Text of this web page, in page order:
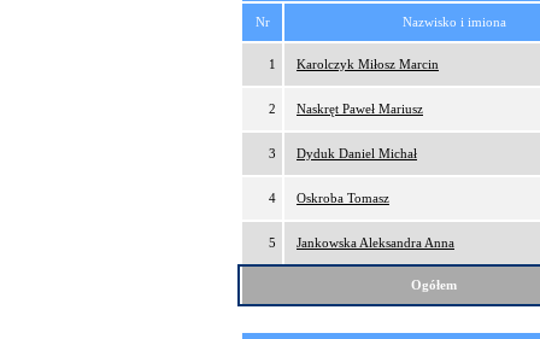
Nr Nazwisko i imiona
1 Karolczyk Miłosz Marcin
2 Naskręt Paweł Mariusz
3 Dyduk Daniel Michał
4 Oskroba Tomasz
5 Jankowska Aleksandra Anna
Ogółem